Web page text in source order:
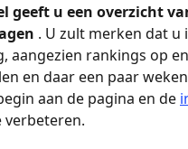
geeft u een overzicht
. U zult merken dat
aangezien rankings op
en daar een paar
aan de pagina en de
verbeteren.